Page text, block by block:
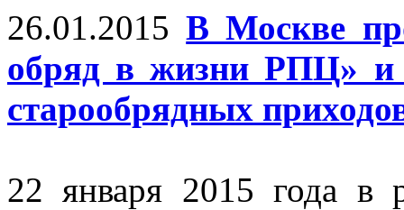
26.01.2015 В Москве
обряд в жизни РПЦ» и
старообрядных
22 января 2015 года